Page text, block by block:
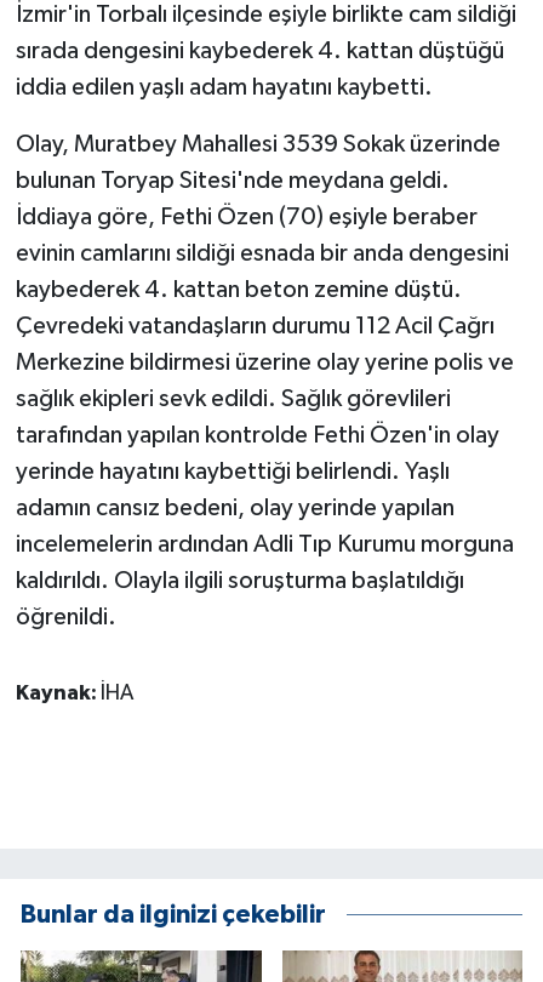
İzmir'in Torbalı ilçesinde eşiyle birlikte cam sildiği
sırada dengesini kaybederek 4. kattan düştüğü
iddia edilen yaşlı adam hayatını kaybetti.
Olay, Muratbey Mahallesi 3539 Sokak üzerinde
bulunan Toryap Sitesi'nde meydana geldi.
İddiaya göre, Fethi Özen (70) eşiyle beraber
evinin camlarını sildiği esnada bir anda dengesini
kaybederek 4. kattan beton zemine düştü.
Çevredeki vatandaşların durumu 112 Acil Çağrı
Merkezine bildirmesi üzerine olay yerine polis ve
sağlık ekipleri sevk edildi. Sağlık görevlileri
tarafından yapılan kontrolde Fethi Özen'in olay
yerinde hayatını kaybettiği belirlendi. Yaşlı
adamın cansız bedeni, olay yerinde yapılan
incelemelerin ardından Adli Tıp Kurumu morguna
kaldırıldı. Olayla ilgili soruşturma başlatıldığı
öğrenildi.
Kaynak: İHA
Bunlar da ilginizi çekebilir
Gayrimenkul
GENEL
GÜNDEM
Güvenlik
HABERDE İNSAN
İNSAN
İş Dünyası
Jandarma
Kadın
KÜLTÜR SANAT
Otomobil
SPOR HABERLERİ